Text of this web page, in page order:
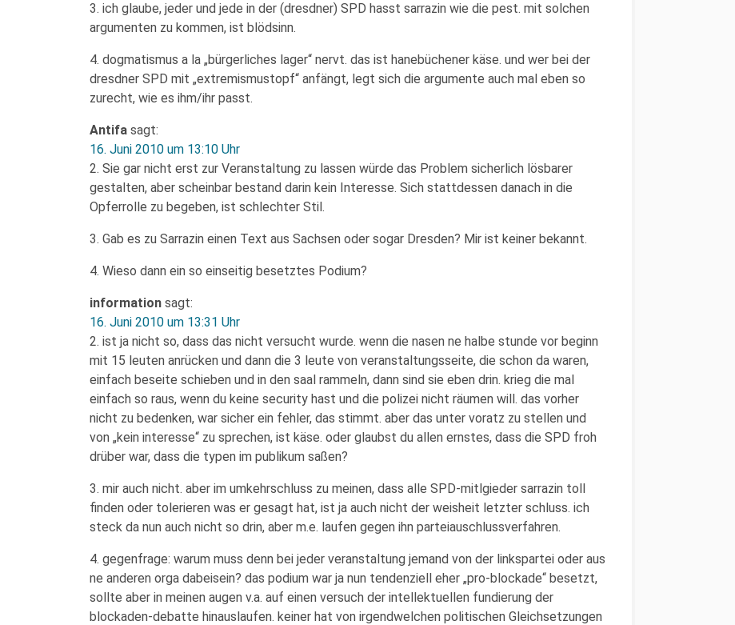
3. ich glaube, jeder und jede in der (dresdner) SPD hasst sarrazin wie die pest. mit solchen
argumenten zu kommen, ist blödsinn.
4. dogmatismus a la „bürgerliches lager“ nervt. das ist hanebüchener käse. und wer bei der
dresdner SPD mit „extremismustopf“ anfängt, legt sich die argumente auch mal eben so
zurecht, wie es ihm/ihr passt.
Antifa sagt:
16. Juni 2010 um 13:10 Uhr
2. Sie gar nicht erst zur Veranstaltung zu lassen würde das Problem sicherlich lösbarer
gestalten, aber scheinbar bestand darin kein Interesse. Sich stattdessen danach in die
Opferrolle zu begeben, ist schlechter Stil.
3. Gab es zu Sarrazin einen Text aus Sachsen oder sogar Dresden? Mir ist keiner bekannt.
4. Wieso dann ein so einseitig besetztes Podium?
information sagt:
16. Juni 2010 um 13:31 Uhr
2. ist ja nicht so, dass das nicht versucht wurde. wenn die nasen ne halbe stunde vor beginn
mit 15 leuten anrücken und dann die 3 leute von veranstaltungsseite, die schon da waren,
einfach beseite schieben und in den saal rammeln, dann sind sie eben drin. krieg die mal
einfach so raus, wenn du keine security hast und die polizei nicht räumen will. das vorher
nicht zu bedenken, war sicher ein fehler, das stimmt. aber das unter voratz zu stellen und
von „kein interesse“ zu sprechen, ist käse. oder glaubst du allen ernstes, dass die SPD froh
drüber war, dass die typen im publikum saßen?
3. mir auch nicht. aber im umkehrschluss zu meinen, dass alle SPD-mitlgieder sarrazin toll
finden oder tolerieren was er gesagt hat, ist ja auch nicht der weisheit letzter schluss. ich
steck da nun auch nicht so drin, aber m.e. laufen gegen ihn parteiauschlussverfahren.
4. gegenfrage: warum muss denn bei jeder veranstaltung jemand von der linkspartei oder aus
ne anderen orga dabeisein? das podium war ja nun tendenziell eher „pro-blockade“ besetzt,
sollte aber in meinen augen v.a. auf einen versuch der intellektuellen fundierung der
blockaden-debatte hinauslaufen. keiner hat von irgendwelchen politischen Gleichsetzungen